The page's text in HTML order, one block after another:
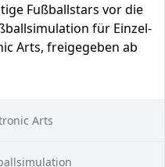
Fußballstars vor die
für Einzel-
Arts, freigegeben ab
Arts